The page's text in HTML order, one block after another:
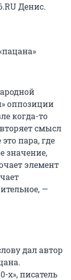
Денис.
оппозиции
когда-то
смысл
пара, где
значение,
элемент
—
дал автор
х», писатель